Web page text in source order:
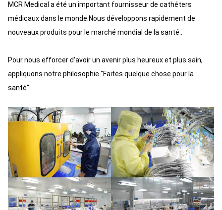
MCR Medical a été un important fournisseur de cathéters
médicaux dans le monde.Nous développons rapidement de
nouveaux produits pour le marché mondial de la santé..
Pour nous efforcer d'avoir un avenir plus heureux et plus sain,
appliquons notre philosophie "Faites quelque chose pour la
santé".